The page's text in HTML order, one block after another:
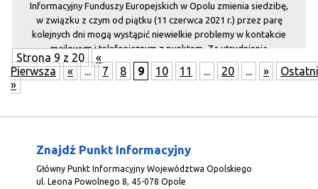
Informacyjny Funduszy Europejskich w Opolu zmienia siedzibę,
w związku z czym od piątku (11 czerwca 2021 r.) przez parę
kolejnych dni mogą wystąpić niewielkie problemy w kontakcie
mailowym i telefonicznym z punktem. Za utrudnienia
przepraszamy.
Strona 9 z 20
«
Pierwsza
« ... 7 8 9 10 11 ... 20 ... »
»
Znajdź Punkt Informacyjny
Główny Punkt Informacyjny Województwa Opolskiego
ul. Leona Powolnego 8, 45-078 Opole